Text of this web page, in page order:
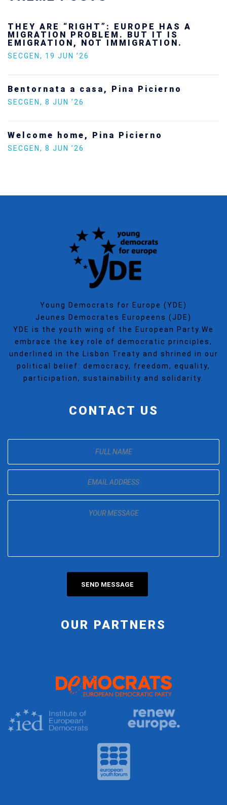
THEY ARE “RIGHT”: EUROPE HAS A
MIGRATION PROBLEM. BUT IT IS
EMIGRATION, NOT IMMIGRATION.
SECGEN , 19 JUN ’26
Bentornata a casa, Pina Picierno
SECGEN , 8 JUN ’26
Welcome home, Pina Picierno
SECGEN , 8 JUN ’26
Young Democrats for Europe (YDE)
Jeunes Democrates Europeens (JDE)
YDE is the youth wing of the European Party.We
embrace the key role of democratic principles,
underlined in the Lisbon Treaty and shrined in our
political belief: democracy, freedom, equality,
participation, sustainability and solidarity.
CONTACT US
OUR PARTNERS